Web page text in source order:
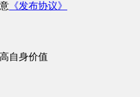
《发布协议》
自身价值